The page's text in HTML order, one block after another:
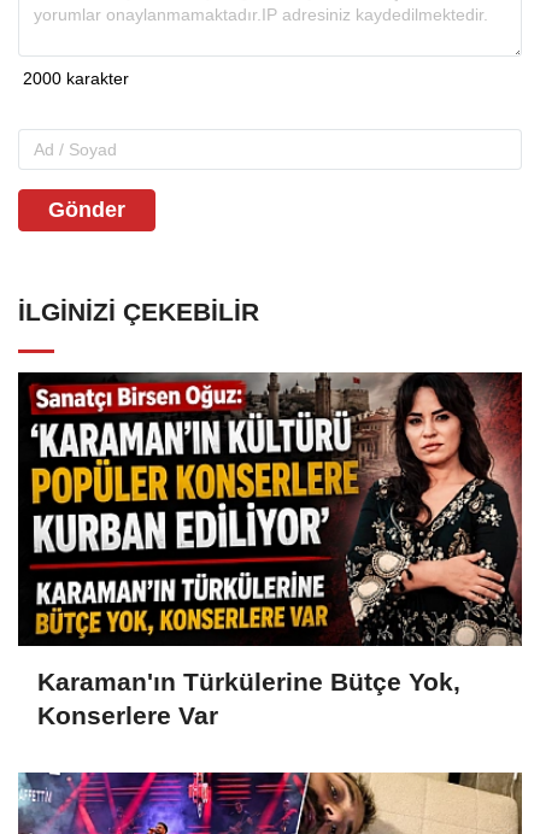
Gönder
İLGINIZI ÇEKEBILIR
Karaman'ın Türkülerine Bütçe Yok,
Konserlere Var